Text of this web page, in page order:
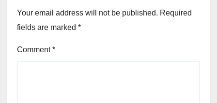
Your email address will not be published. Required
fields are marked *
Comment*